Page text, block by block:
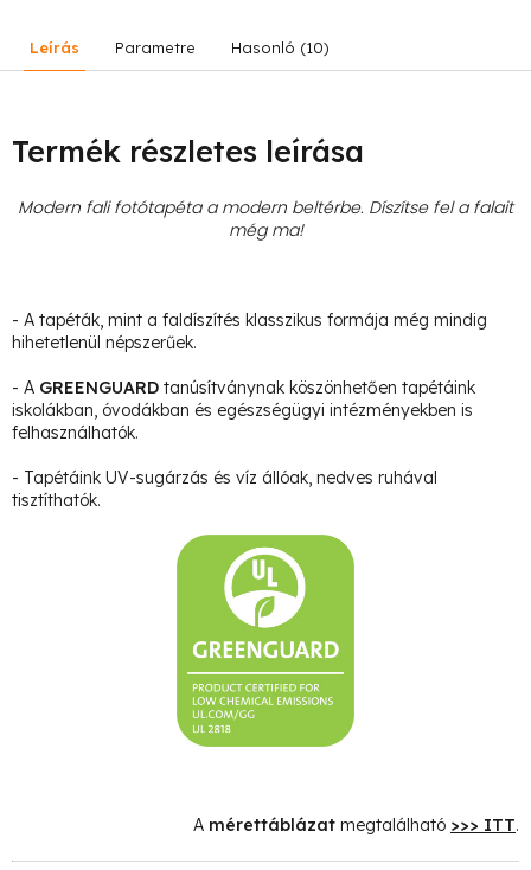
Leírás Parametre Hasonló (10)
Termék részletes leírása
Modern fali fotótapéta a modern beltérbe. Díszítse fel a falait
még ma!
- A tapéták, mint a faldíszítés klasszikus formája még mindig
hihetetlenül népszerűek.
- A GREENGUARD tanúsítványnak köszönhetően tapétáink
iskolákban, óvodákban és egészségügyi intézményekben is
felhasználhatók.
- Tapétáink UV-sugárzás és víz állóak, nedves ruhával
tisztíthatók.
A mérettáblázat megtalálható >>> ITT.